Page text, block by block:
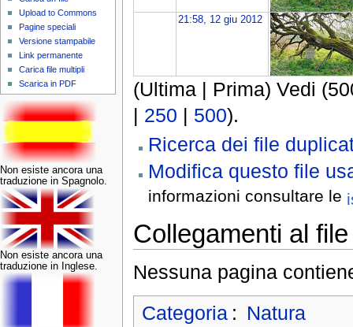
21:58, 12 giu 2012
(Ultima | Prima) Vedi
| 250 | 500).
Ricerca dei file
Modifica questo file
informazioni consultare le
Collegamenti al file
Nessuna pagina
Categoria : Natura
Upload to Commons
Pagine speciali
Versione stampabile
Link permanente
Carica file multipli
Scarica in PDF
Non esiste ancora una
traduzione in Spagnolo.
Non esiste ancora una
traduzione in Inglese.